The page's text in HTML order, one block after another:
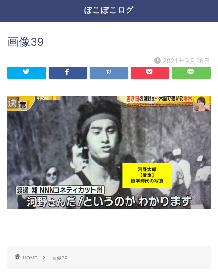
ぽこぽこログ
画像39
2021年9月26日
HOME 画像39